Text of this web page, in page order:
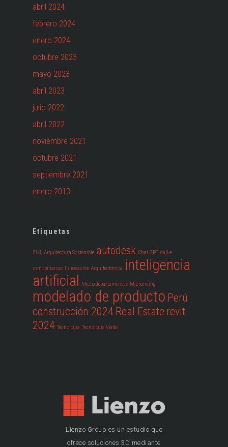
abril 2024
febrero 2024
enero 2024
octubre 2023
mayo 2023
abril 2023
julio 2022
abril 2022
noviembre 2021
octubre 2021
septiembre 2021
enero 2013
Etiquetas
51-1 Arquitectura Sostenible autodesk Chat GPT dall-e
inmobiliarias Innovación Arquitectónica inteligencia
artificial
Micro departamentos Microliving
modelado de producto Perú
construcción 2024 Real Estate revit
2024 Tecnologia Tecnología Verde
Lienzo Group es un estudio que
ofrece soluciones 3D mediante